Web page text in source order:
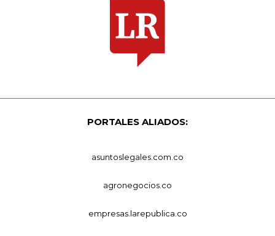
PORTALES ALIADOS:
asuntoslegales.com.co
agronegocios.co
empresas.larepublica.co